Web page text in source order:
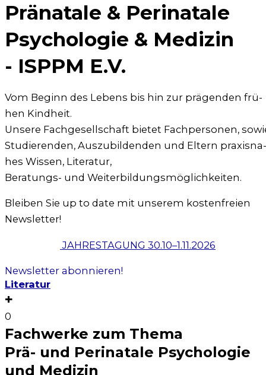
Pränatale & Perinatale
Psychologie & Medizin
- ISPPM E.V.
Vom Beginn des Lebens bis hin zur prä­gen­den frü­
hen Kind­heit.
Unse­re Fach­ge­sell­schaft bie­tet Fach­per­so­nen,
Stu­die­ren­den, Aus­zu­bil­den­den und Eltern pra­xis­na­
hes Wis­sen, Lite­ra­tur,
Bera­tungs- und Wei­ter­bil­dungs­mög­lich­kei­ten.
Blei­ben Sie up to date mit unse­rem kos­ten­frei­en
News­let­ter!
JAHRESTAGUNG 30.10–1.11.2026
News­let­ter abon­nie­ren!
Literatur
+
0
Fachwerke zum Thema
Prä- und Perinatale Psychologie
und Medizin